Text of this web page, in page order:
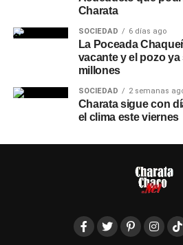
Charata
SOCIEDAD 6 días ago
La Poceada
vacante y el pozo
millones
SOCIEDAD 2 semanas
Charata sigue con
el clima este viernes